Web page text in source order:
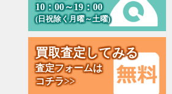
10：00～19：00
(日祝除く月曜～土曜)
買取査定してみる
査定フォームは
コチラ>>